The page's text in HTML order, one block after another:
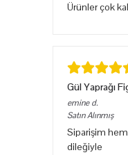
Ürünler çok
Gül Yaprağı
emine d.
Satın Alınmış
Siparişim
dileğiyle